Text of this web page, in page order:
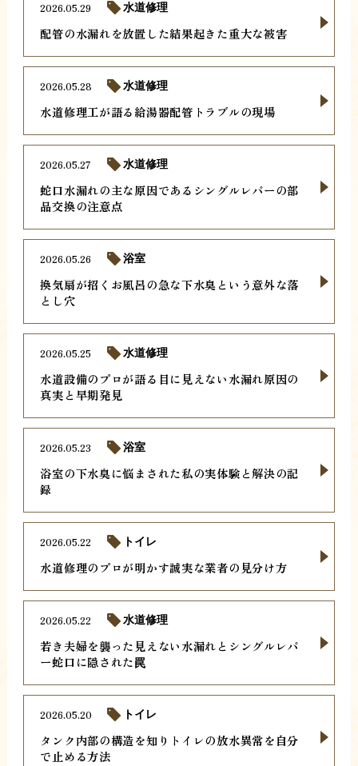
配管の水漏れを放置した結果起きた重大な被害
2026.05.29 水道修理
水道修理工が語る給湯器配管トラブルの現場
2026.05.28 水道修理
蛇口水漏れの主な原因であるシングルレバーの部
品交換の注意点
2026.05.27 水道修理
換気扇が招くお風呂の急な下水臭という意外な落
とし穴
2026.05.26 浴室
水道設備のプロが語る目に見えない水漏れ原因の
真実と早期発見
2026.05.25 水道修理
浴室の下水臭に悩まされた私の実体験と解決の記
録
2026.05.23 浴室
水道修理のプロが明かす誠実な業者の見分け方
2026.05.22 トイレ
若き夫婦を襲った見えない水漏れとシングルレバ
ー蛇口に隠された罠
2026.05.22 水道修理
タンク内部の構造を知りトイレの放水異常を自分
で止める方法
2026.05.20 トイレ